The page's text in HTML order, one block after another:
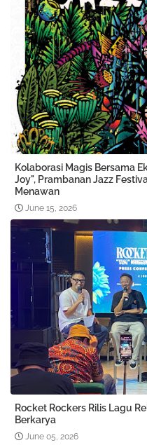
Kolaborasi Magis Bersama
Joy", Prambanan Jazz
Menawan
June 15, 2026
Rocket Rockers Rilis Lagu
Berkarya
June 05, 2026